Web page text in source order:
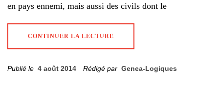
en pays ennemi, mais aussi des civils dont le
CONTINUER LA LECTURE
Publié le 4 août 2014 Rédigé par Genea-Logiques